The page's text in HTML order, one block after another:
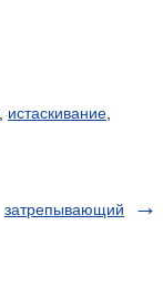
истаскивание
затрепывающий